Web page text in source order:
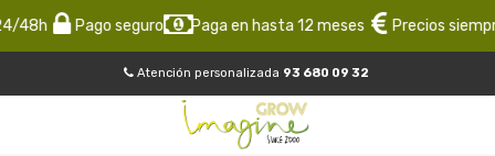
Pago seguro Paga en hasta 12 meses Precios siempre
Atención personalizada 93 680 09 32